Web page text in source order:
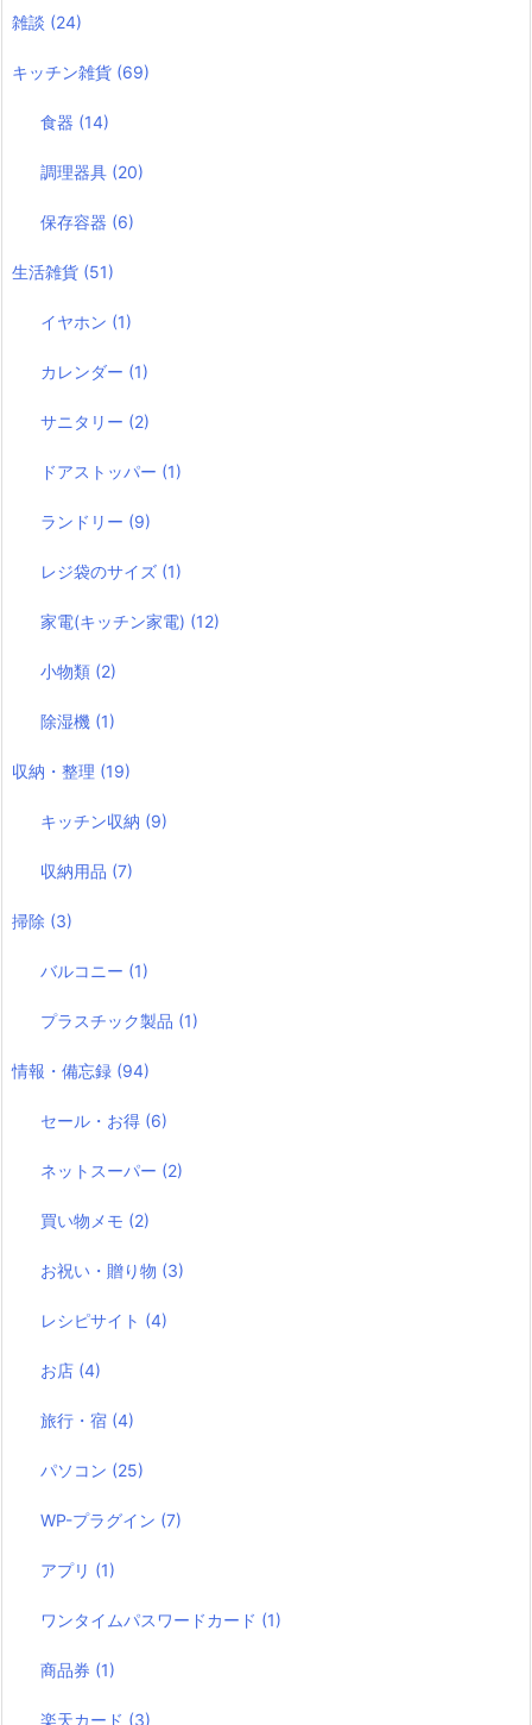
雑談 (24)
キッチン雑貨 (69)
食器 (14)
調理器具 (20)
保存容器 (6)
生活雑貨 (51)
イヤホン (1)
カレンダー (1)
サニタリー (2)
ドアストッパー (1)
ランドリー (9)
レジ袋のサイズ (1)
家電(キッチン家電) (12)
小物類 (2)
除湿機 (1)
収納・整理 (19)
キッチン収納 (9)
収納用品 (7)
掃除 (3)
バルコニー (1)
プラスチック製品 (1)
情報・備忘録 (94)
セール・お得 (6)
ネットスーパー (2)
買い物メモ (2)
お祝い・贈り物 (3)
レシピサイト (4)
お店 (4)
旅行・宿 (4)
パソコン (25)
WP-プラグイン (7)
アプリ (1)
ワンタイムパスワードカード (1)
商品券 (1)
楽天カード (3)